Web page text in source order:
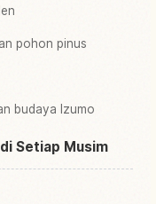
pohon pinus
budaya Izumo
Setiap Musim